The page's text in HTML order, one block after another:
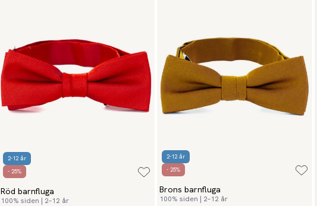
2-12 år
- 25%
Röd barnfluga
100% siden | 2–12 år
2-12 år
- 25%
Brons barnfluga
100% siden | 2–12 år